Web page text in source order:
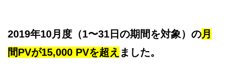
2019年10月度（1〜31日の期間を対象）の月
間PVが15,000 PVを超え ました。